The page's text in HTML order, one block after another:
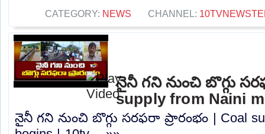
CATEGORY: NEWS CHANNEL:
నైనీ గని నుంచి బొగ్గు
supply from Naini
నైనీ గని నుంచి బొగ్గు సరఫరా ప్రారంభం | Coal